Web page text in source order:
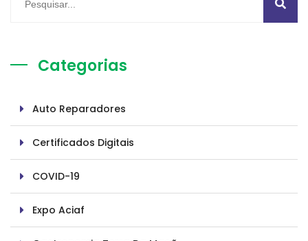
Categorias
Auto Reparadores
Certificados Digitais
COVID-19
Expo Aciaf